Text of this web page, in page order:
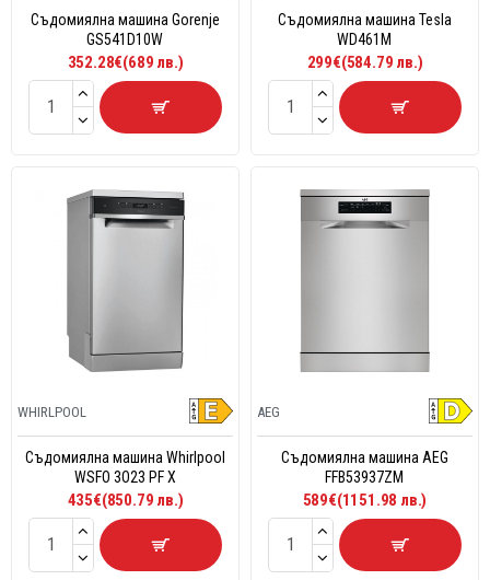
Съдомиялна машина Gorenje
GS541D10W
352.28€(689 лв.)
Съдомиялна машина Tesla
WD461M
299€(584.79 лв.)
WHIRLPOOL
Съдомиялна машина Whirlpool
WSFO 3O23 PF X
435€(850.79 лв.)
AEG
Съдомиялна машина AEG
FFB53937ZM
589€(1151.98 лв.)